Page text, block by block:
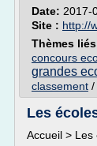
Date: 2017-
Site : http://
Thèmes
concours
grandes
classement /
Les
Accueil > Les